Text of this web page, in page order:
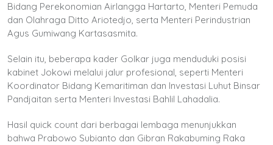
Bidang Perekonomian Airlangga Hartarto, Menteri Pemuda
dan Olahraga Ditto Ariotedjo, serta Menteri Perindustrian
Agus Gumiwang Kartasasmita.
Selain itu, beberapa kader Golkar juga menduduki posisi
kabinet Jokowi melalui jalur profesional, seperti Menteri
Koordinator Bidang Kemaritiman dan Investasi Luhut Binsar
Pandjaitan serta Menteri Investasi Bahlil Lahadalia.
Hasil quick count dari berbagai lembaga menunjukkan
bahwa Prabowo Subianto dan Gibran Rakabuming Raka